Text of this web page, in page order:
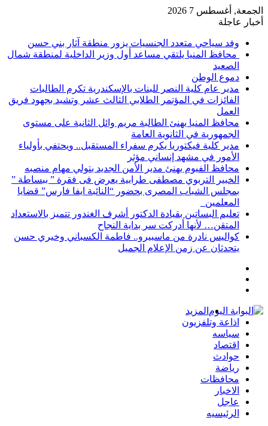
الجمعة, أغسطس 7 2026
أخبار عاجلة
وفد سياحي متعدد الجنسيات يزور منطقة آثار بني حسن
محافظ المنيا يلتقي مساعد أول وزير الداخلية لمنطقة شمال
الصعيد
دموع الوطن
مدير عام كلية النصر للبنات بالإسكندرية تكرم الطالبات
الفائزات في المؤتمر الطلابي الثالث عشر وتشيد بجهود فريق
العمل
محافظ المنيا يهنئ الطالبة مريم وائل الثانية على مستوى
الجمهورية في الثانوية العامة
مدير كلية فيكتوريا يكرم سفراء المستقبل.. ويحتفي بأولياء
الأمور في مشهد إنساني مؤثر
محافظ الفيوم يهنئ مدير الأمن الجديد بتولي مهام منصبه
الخبير التربوي مصطفى طرابية يعرض فى فقرة ” ببساطة ”
بمجلس الشباب المصرى بحضور “النائبة ايفا فارس” قضايا
المعلمين
تعليم البساتين بقيادة الدكتور أشرف الغندور تتميز بالاستعداد
المتقن… لأنها أدركت سر بداية النجاح
كواليس نادرة من ماسبيرو.. فاطمة الكسباني وخيري حسن
يتحدثان عن زمن الإعلام الجميل
المزيد
اذاعة وتلفزيون
سياسه
اقتصاد
حوادث
رياضة
محافظات
الاخبار
عاجل
الرئيسيه